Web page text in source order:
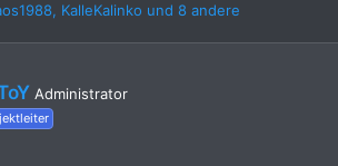
, KalleKalinko und 8 andere
Administrator